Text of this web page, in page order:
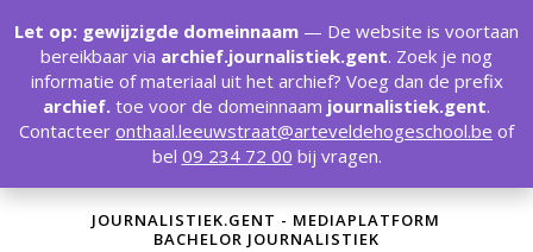
JOURNALISTIEK.GENT - MEDIAPLATFORM
BACHELOR JOURNALISTIEK
Let op: gewijzigde domeinnaam — De website is voortaan
bereikbaar via archief.journalistiek.gent. Zoek je nog
informatie of materiaal uit het archief? Voeg dan de prefix
archief. toe voor de domeinnaam journalistiek.gent.
Contacteer onthaal.leeuwstraat@arteveldehogeschool.be of
bel 09 234 72 00 bij vragen.